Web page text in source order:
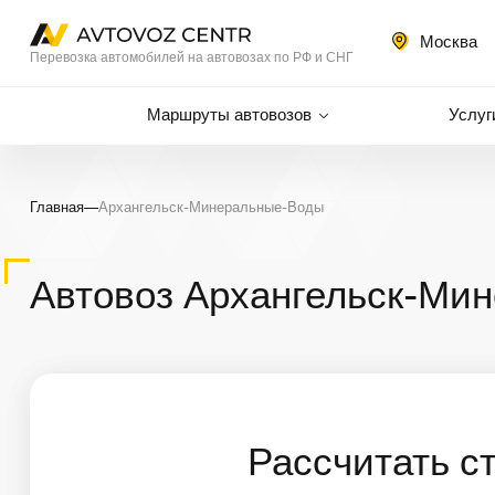
Перевозка автомобилей на автовозах по РФ и СНГ
Москва
Маршруты автовозов
Главная—Архангельск-Минеральные-Воды
Автовоз Архангельск-
Рассчитать